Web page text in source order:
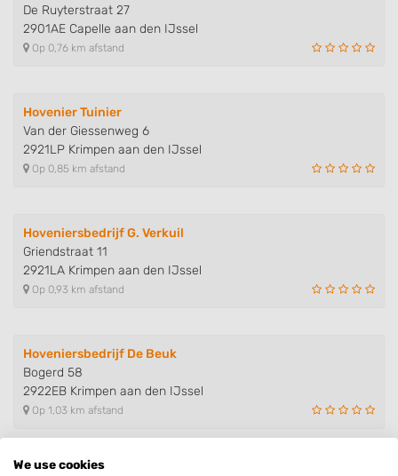
De Ruyterstraat 27
2901AE Capelle aan den IJssel
Op 0,76 km afstand
Hovenier Tuinier
Van der Giessenweg 6
2921LP Krimpen aan den IJssel
Op 0,85 km afstand
Hoveniersbedrijf G. Verkuil
Griendstraat 11
2921LA Krimpen aan den IJssel
Op 0,93 km afstand
Hoveniersbedrijf De Beuk
Bogerd 58
2922EB Krimpen aan den IJssel
Op 1,03 km afstand
We use cookies